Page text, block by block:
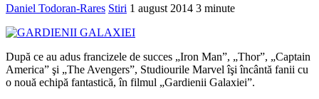
Daniel Todoran-Rares Stiri 1 august 2014 3 minute
După ce au adus francizele de succes „Iron Man”, „Thor”, „Captain
America” şi „The Avengers”, Studiourile Marvel îşi încântă fanii cu
o nouă echipă fantastică, în filmul „Gardienii Galaxiei”.